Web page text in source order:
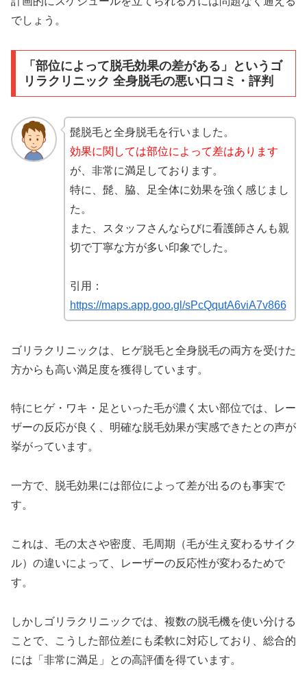
でしょう。
「部位によって脱毛効果の差がある」というゴ
リラクリニック 全身脱毛の悪い口コミ・評判
髭脱毛と全身脱毛を行いました。
効果に関しては部位によって差はあります
が、非常に満足しております。
特に、髭、脇、足全体に効果を強く感じまし
た。
また、スタッフさんならびに看護師さんも親
切で丁寧な方が多い印象でした。
引用：
https://maps.app.goo.gl/sPcQqutA6viA7v866
ゴリラクリニックは、ヒゲ脱毛と全身脱毛の両方を受けた
方からも高い満足度を獲得しています。
特にヒゲ・ワキ・足といった毛が濃く太い部位では、レー
ザーの反応が良く、明確な脱毛効果が実感できたとの声が
挙がっています。
一方で、脱毛効果には部位によって差が出るのも事実で
す。
これは、毛の太さや密度、毛周期（毛が生え変わるサイク
ル）の違いによって、レーザーの反応性が変わるためで
す。
しかしゴリラクリニックでは、複数の脱毛機を使い分ける
ことで、こうした部位差にも柔軟に対応しており、総合的
には「非常に満足」との高評価を得ています。